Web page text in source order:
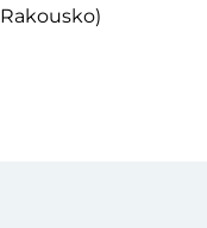
Rakousko)